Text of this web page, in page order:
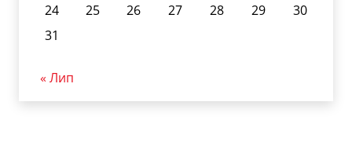
24
25 26 27 28 29
30
31
« Лип